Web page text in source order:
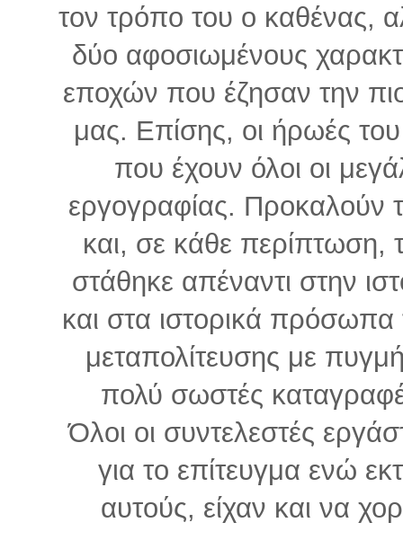
τον τρόπο του ο καθένας,
δύο αφοσιωμένους
εποχών που έζησαν την
μας. Επίσης, οι ήρωές του
που έχουν όλοι οι
εργογραφίας. Προκαλούν
και, σε κάθε περίπτωση,
στάθηκε απέναντι στην
και στα ιστορικά πρόσωπα
μεταπολίτευσης με
πολύ σωστές
Όλοι οι συντελεστές
για το επίτευγμα ενώ
αυτούς, είχαν και να